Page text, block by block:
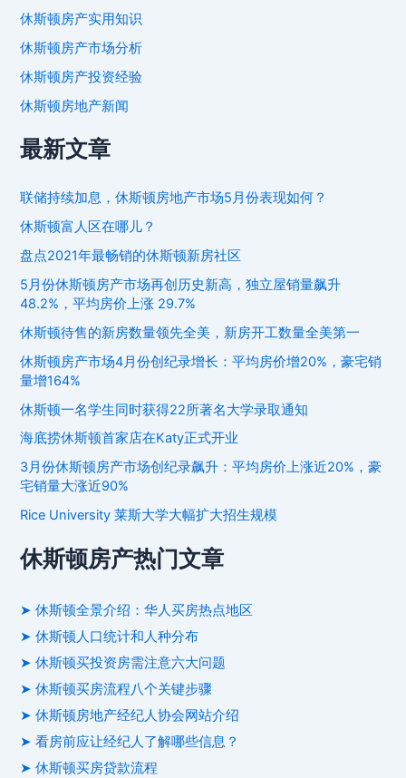
休斯顿房产实用知识
休斯顿房产市场分析
休斯顿房产投资经验
休斯顿房地产新闻
最新文章
联储持续加息，休斯顿房地产市场5月份表现如何？
休斯顿富人区在哪儿？
盘点2021年最畅销的休斯顿新房社区
5月份休斯顿房产市场再创历史新高，独立屋销量飙升
48.2%，平均房价上涨 29.7%
休斯顿待售的新房数量领先全美，新房开工数量全美第一
休斯顿房产市场4月份创纪录增长：平均房价增20%，豪宅销
量增164%
休斯顿一名学生同时获得22所著名大学录取通知
海底捞休斯顿首家店在Katy正式开业
3月份休斯顿房产市场创纪录飙升：平均房价上涨近20%，豪
宅销量大涨近90%
Rice University 莱斯大学大幅扩大招生规模
休斯顿房产热门文章
➤ 休斯顿全景介绍：华人买房热点地区
➤ 休斯顿人口统计和人种分布
➤ 休斯顿买投资房需注意六大问题
➤ 休斯顿买房流程八个关键步骤
➤ 休斯顿房地产经纪人协会网站介绍
➤ 看房前应让经纪人了解哪些信息？
➤ 休斯顿买房贷款流程